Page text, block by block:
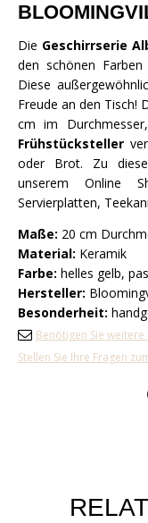
Die Geschirrserie
den schönen
Diese
Freude an den Tisch!
cm im
Frühstücksteller
oder Brot. Zu
unserem Online
Servierplatten,
Maße: 20 cm
Material: Keramik
Farbe: helles gelb,
Hersteller:
Besonderheit:
Benötigen Sie
Stellen Sie Ihre Fragen